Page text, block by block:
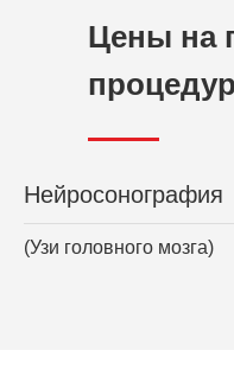
Цены на
Нейросонография
(Узи головного мозга)